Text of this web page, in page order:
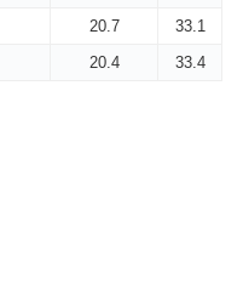
20.7
33.1
20.4 33.4